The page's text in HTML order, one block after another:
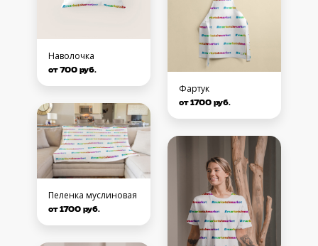
Наволочка
от 700 руб.
Пеленка муслиновая
от 1700 руб.
Фартук
от 1700 руб.